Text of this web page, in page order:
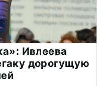
Ивлеева
дорогущую